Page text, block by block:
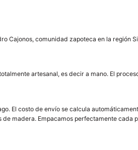
Cajonos, comunidad zapoteca en la región
artesanal, es decir a mano. El
El costo de envío se calcula
madera. Empacamos perfectamente cada